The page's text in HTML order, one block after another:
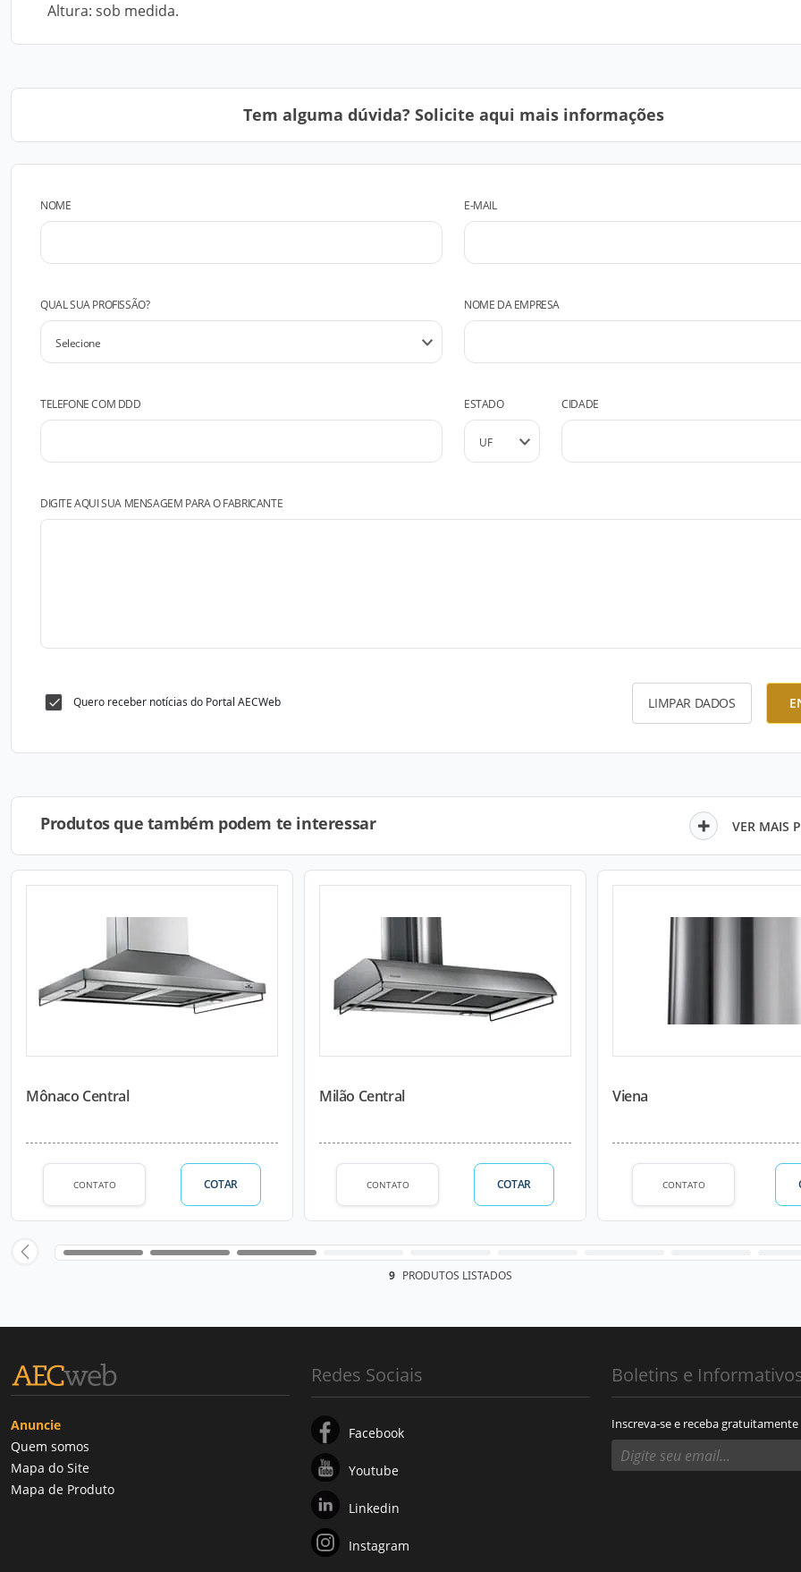
Altura: sob medida.
Tem alguma dúvida? Solicite aqui mais informações
NOME E-MAIL
QUAL SUA PROFISSÃO? NOME DA EMPRESA
TELEFONE COM DDD ESTADO CIDADE
DIGITE AQUI SUA MENSAGEM PARA O FABRICANTE
Quero receber notícias do Portal AECWeb LIMPAR DADOS
Produtos que também podem te interessar VER MAIS
Mônaco Central
CONTATO COTAR
Milão Central
CONTATO COTAR
Viena
CONTATO
9 PRODUTOS LISTADOS
Anuncie
Quem somos
Mapa do Site
Mapa de Produto
Redes Sociais
Facebook
Youtube
Linkedin
Instagram
Boletins e
Inscreva-se e receba gratuitamente